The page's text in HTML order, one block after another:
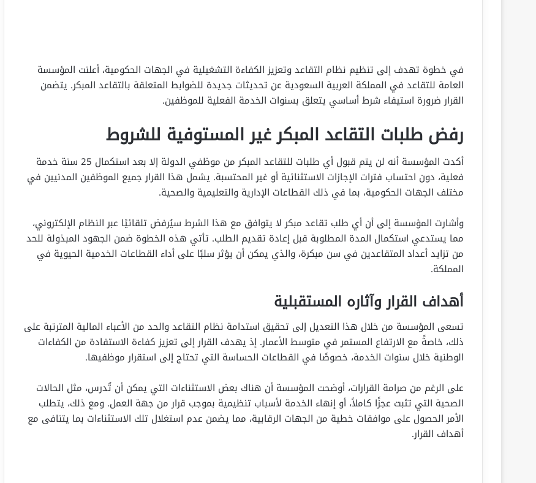
في خطوة تهدف إلى تنظيم نظام التقاعد وتعزيز الكفاءة التشغيلية في الجهات الحكومية، أعلنت المؤسسة
العامة للتقاعد في المملكة العربية السعودية عن تحديثات جديدة للضوابط المتعلقة بالتقاعد المبكر. يتضمن
القرار ضرورة استيفاء شرط أساسي يتعلق بسنوات الخدمة الفعلية للموظفين.
رفض طلبات التقاعد المبكر غير المستوفية للشروط
أكدت المؤسسة أنه لن يتم قبول أي طلبات للتقاعد المبكر من موظفي الدولة إلا بعد استكمال 25 سنة خدمة
فعلية، دون احتساب فترات الإجازات الاستثنائية أو غير المحتسبة. يشمل هذا القرار جميع الموظفين المدنيين في
مختلف الجهات الحكومية، بما في ذلك القطاعات الإدارية والتعليمية والصحية.
وأشارت المؤسسة إلى أن أي طلب تقاعد مبكر لا يتوافق مع هذا الشرط سيُرفض تلقائيًا عبر النظام الإلكتروني،
مما يستدعي استكمال المدة المطلوبة قبل إعادة تقديم الطلب. تأتي هذه الخطوة ضمن الجهود المبذولة للحد
من تزايد أعداد المتقاعدين في سن مبكرة، والذي يمكن أن يؤثر سلبًا على أداء القطاعات الخدمية الحيوية في
المملكة.
أهداف القرار وآثاره المستقبلية
تسعى المؤسسة من خلال هذا التعديل إلى تحقيق استدامة نظام التقاعد والحد من الأعباء المالية المترتبة على
ذلك، خاصةً مع الارتفاع المستمر في متوسط الأعمار. إذ يهدف القرار إلى تعزيز كفاءة الاستفادة من الكفاءات
الوطنية خلال سنوات الخدمة، خصوصًا في القطاعات الحساسة التي تحتاج إلى استقرار موظفيها.
على الرغم من صرامة القرارات، أوضحت المؤسسة أن هناك بعض الاستثناءات التي يمكن أن تُدرس، مثل الحالات
الصحية التي تثبت عجزًا كاملاً، أو إنهاء الخدمة لأسباب تنظيمية بموجب قرار من جهة العمل. ومع ذلك، يتطلب
الأمر الحصول على موافقات خطية من الجهات الرقابية، مما يضمن عدم استغلال تلك الاستثناءات بما يتنافى مع
أهداف القرار.